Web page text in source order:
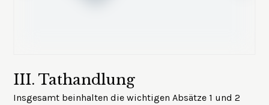
III. Tathandlung
Insgesamt beinhalten die wichtigen Absätze 1 und 2